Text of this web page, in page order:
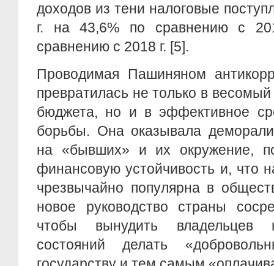
доходов из тени налоговые
г. на 43,6% по сравнению с
сравнению с 2018 г. [5].
Проводимая Пашиняном
превратилась не только в
бюджета, но и в эффективное
борьбы. Она оказывала
на «бывших» и их окружение,
финансовую устойчивость и, что
чрезвычайно популярна в
новое руководство страны
чтобы вынудить владельцев
состояний делать